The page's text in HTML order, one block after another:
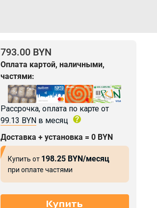
793.00 BYN
Оплата картой, наличными,
частями:
Рассрочка, оплата по карте от
99.13 BYNв месяц
Доставка + установка = 0 BYN
Купить от 198.25 BYN/месяц
при оплате частями